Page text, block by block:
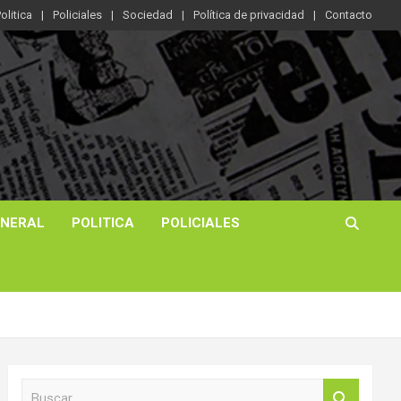
Policiales Sociedad Política de privacidad Contacto
POLITICA POLICIALES